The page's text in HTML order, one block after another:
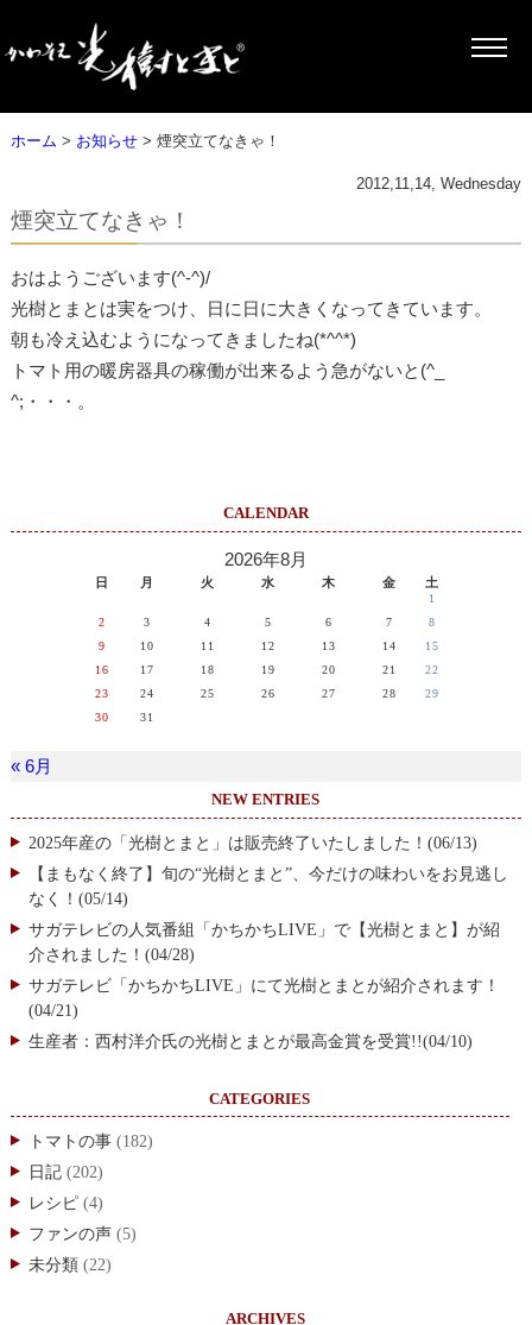
ホーム > お知らせ> 煙突立てなきゃ！
2012,11,14, Wednesday
煙突立てなきゃ！
おはようございます(^-^)/
光樹とまとは実をつけ、日に日に大きくなってきています。
朝も冷え込むようになってきましたね(*^^*)
トマト用の暖房器具の稼働が出来るよう急がないと(^_
^;・・・。
CALENDAR
2026年8月
日 月 火 水 木 金 土
1
2
3 4 5 6 7
8
9
10 11 12 13 14
15
16
17 18 19 20 21
22
23
24 25 26 27 28
29
30
31
« 6月
NEW ENTRIES
2025年産の「光樹とまと」は販売終了いたしました！(06/13)
【まもなく終了】旬の“光樹とまと”、今だけの味わいをお見逃し
なく！(05/14)
サガテレビの人気番組「かちかちLIVE」で【光樹とまと】が紹
介されました！(04/28)
サガテレビ「かちかちLIVE」にて光樹とまとが紹介されます！
(04/21)
生産者：西村洋介氏の光樹とまとが最高金賞を受賞!!(04/10)
CATEGORIES
トマトの事(182)
日記(202)
レシピ(4)
ファンの声(5)
未分類 (22)
ARCHIVES